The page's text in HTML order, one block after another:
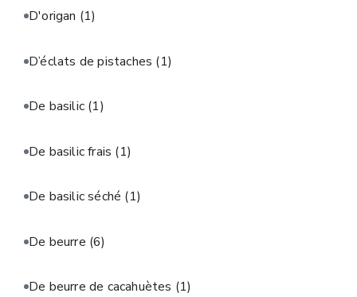
D'origan (1)
D’éclats de pistaches (1)
De basilic (1)
De basilic frais (1)
De basilic séché (1)
De beurre (6)
De beurre de cacahuètes (1)